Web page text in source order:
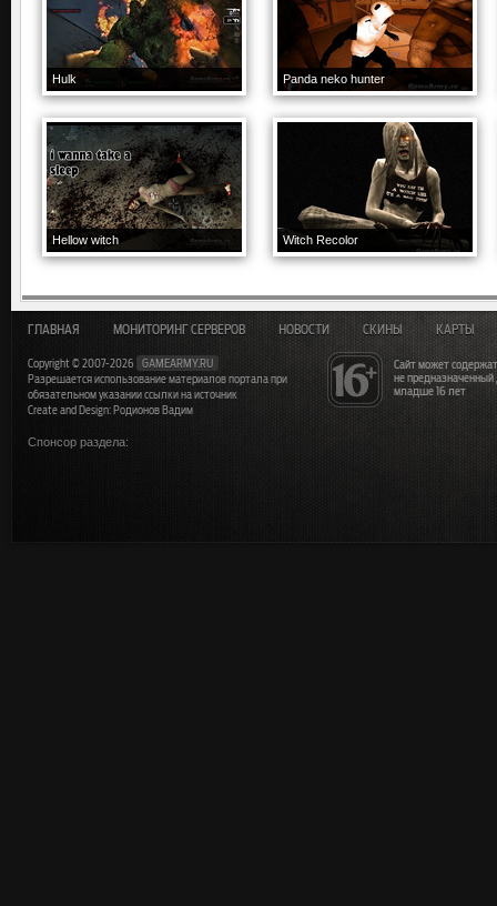
Hulk Panda neko hunter
Hellow witch Witch Recolor
Сайт может
не
младше 16 лет
ГЛАВНАЯ МОНИТОРИНГ СЕРВЕРОВ НОВОСТИ СКИНЫ КАРТЫ
Copyright © 2007-2026
GAMEARMY.RU
Разрешается использование материалов портала при
обязательном указании ссылки на источник
Create and Design: Родионов Вадим
Спонсор раздела: